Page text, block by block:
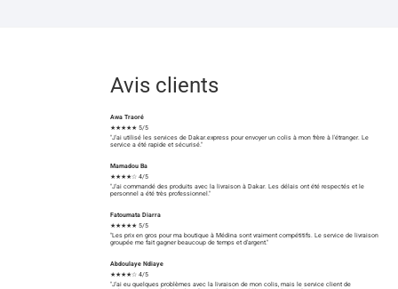
Avis clients
Awa Traoré
★★★★★ 5/5
"J'ai utilisé les services de Dakar.express pour envoyer un colis à mon frère à l'étranger. Le
service a été rapide et sécurisé."
Mamadou Ba
★★★★☆ 4/5
"J'ai commandé des produits avec la livraison à Dakar. Les délais ont été respectés et le
personnel a été très professionnel."
Fatoumata Diarra
★★★★★ 5/5
"Les prix en gros pour ma boutique à Médina sont vraiment compétitifs. Le service de livraison
groupée me fait gagner beaucoup de temps et d'argent."
Abdoulaye Ndiaye
★★★★☆ 4/5
"J'ai eu quelques problèmes avec la livraison de mon colis, mais le service client de